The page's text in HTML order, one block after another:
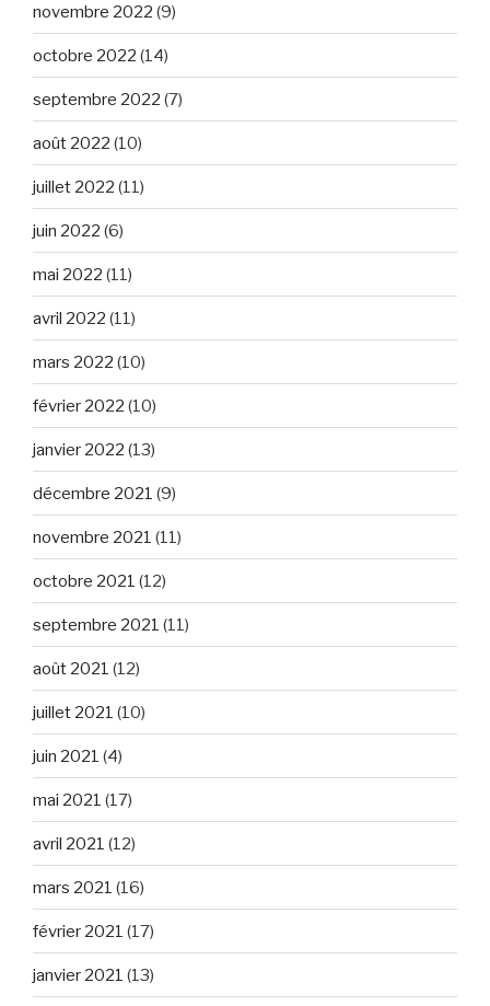
novembre 2022 (9)
octobre 2022 (14)
septembre 2022 (7)
août 2022 (10)
juillet 2022 (11)
juin 2022 (6)
mai 2022 (11)
avril 2022 (11)
mars 2022 (10)
février 2022 (10)
janvier 2022 (13)
décembre 2021 (9)
novembre 2021 (11)
octobre 2021 (12)
septembre 2021 (11)
août 2021 (12)
juillet 2021 (10)
juin 2021 (4)
mai 2021 (17)
avril 2021 (12)
mars 2021 (16)
février 2021 (17)
janvier 2021 (13)